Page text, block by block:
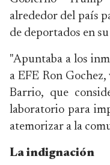
alrededor del país
de deportados en
"Apuntaba a los
a EFE Ron
Barrio, que
laboratorio para
atemorizar a la
La indignación